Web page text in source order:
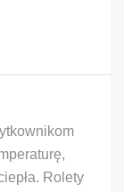
Rolety